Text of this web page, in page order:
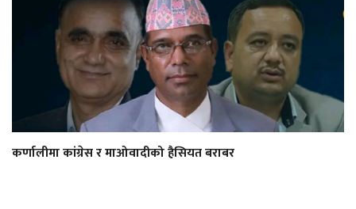
कर्णालीमा कांग्रेस र माओवादीको हैसियत बराबर